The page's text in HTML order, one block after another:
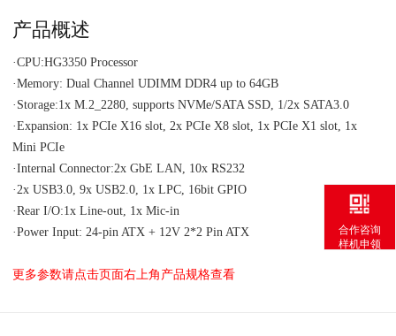
产品概述
·CPU:HG3350 Processor
·Memory: Dual Channel UDIMM DDR4 up to 64GB
·Storage:1x M.2_2280, supports NVMe/SATA SSD, 1/2x SATA3.0
·Expansion: 1x PCIe X16 slot, 2x PCIe X8 slot, 1x PCIe X1 slot, 1x
Mini PCIe
·Internal Connector:2x GbE LAN, 10x RS232
·2x USB3.0, 9x USB2.0, 1x LPC, 16bit GPIO
·Rear I/O:1x Line-out, 1x Mic-in
·Power Input: 24-pin ATX + 12V 2*2 Pin ATX
更多参数请点击页面右上角产品规格查看
合作咨询
样机申领